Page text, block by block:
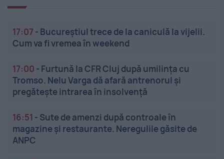
17:07 - Bucureștiul trece de la caniculă la vijelii.
Cum va fi vremea în weekend
17:00 - Furtună la CFR Cluj după umilința cu
Tromso. Nelu Varga dă afară antrenorul și
pregătește intrarea în insolvență
16:51 - Sute de amenzi după controale în
magazine și restaurante. Neregulile găsite de
ANPC